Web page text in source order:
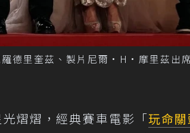
德里奎茲、製片尼爾·H·摩里茲出
熠熠，經典賽車電影「玩命關